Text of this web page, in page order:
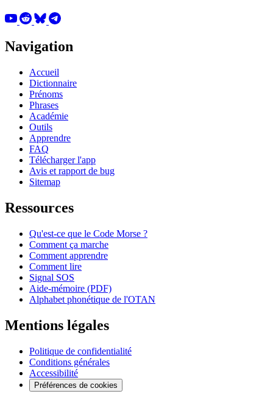
Navigation
Accueil
Dictionnaire
Prénoms
Phrases
Académie
Outils
Apprendre
FAQ
Télécharger l'app
Avis et rapport de bug
Sitemap
Ressources
Qu'est-ce que le Code Morse ?
Comment ça marche
Comment apprendre
Comment lire
Signal SOS
Aide-mémoire (PDF)
Alphabet phonétique de l'OTAN
Mentions légales
Politique de confidentialité
Conditions générales
Accessibilité
Préférences de cookies